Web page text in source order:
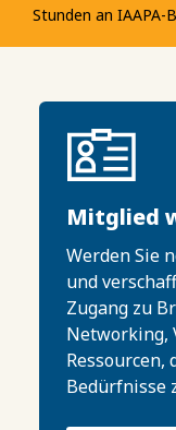
Stunden an IAAPA-
Mitglied
Werden Sie
und
Zugang zu
Networking,
Bedürfnisse